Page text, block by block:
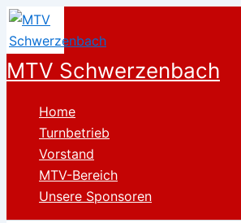
Zum
Inhalt
springen
MTV Schwerzenbach
Home
Turnbetrieb
Vorstand
MTV-Bereich
Unsere Sponsoren